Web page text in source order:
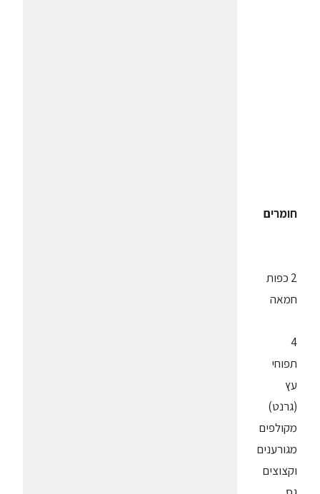
חומרים
2 כפות
חמאה
4
תפוחי
עץ
(גרנט)
מקולפים
מגורענים
וקצוצים